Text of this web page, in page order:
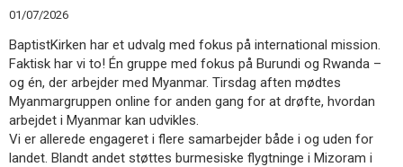
2.0:
Nyheder
3.0:
Kalender
4.0:
Inspiration
5.0:
Værktøjskassen
6.0:
Mission
7.0:
Om
BaptistKirken
8.0:
Kontakt
01/07/2026
BaptistKirken har et udvalg med fokus på international mission.
Faktisk har vi to! Én gruppe med fokus på Burundi og Rwanda –
og én, der arbejder med Myanmar. Tirsdag aften mødtes
Myanmargruppen online for anden gang for at drøfte, hvordan
arbejdet i Myanmar kan udvikles.
Vi er allerede engageret i flere samarbejder både i og uden for
landet. Blandt andet støttes burmesiske flygtninge i Mizoram i